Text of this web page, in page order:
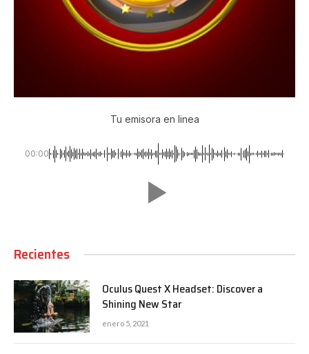
Tu emisora en linea
00:00
Recientes
Oculus Quest X Headset: Discover a
Shining New Star
enero 5, 2021